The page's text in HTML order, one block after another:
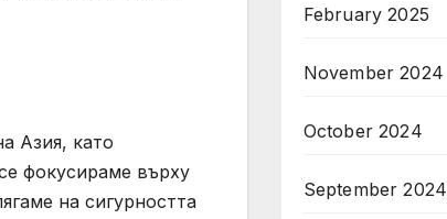
Азия, като
фокусираме върху
на сигурността
February 2025
November 2024
October 2024
September 2024